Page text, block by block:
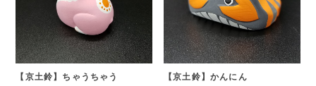
【京土鈴】ちゃうちゃう
【京土鈴】かんにん